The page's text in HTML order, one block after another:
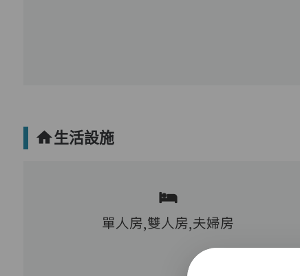
生活設施
單人房,雙人房,夫婦房